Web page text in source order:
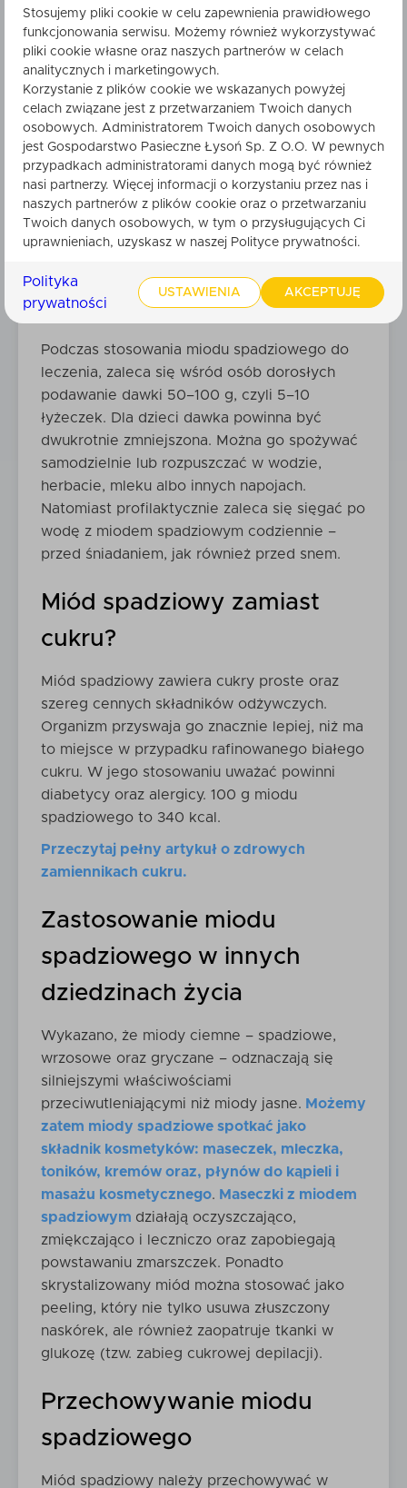
Miód spadziowy
Naturalny Polski Miód prosto z Pasieki
28,69 zł
Zobaczprodukt
Dodaj do koszyka
Zastosowanie miodu
spadziowego
Podczas stosowania miodu spadziowego do
leczenia, zaleca się wśród osób dorosłych
podawanie dawki 50–100 g, czyli 5–10
łyżeczek. Dla dzieci dawka powinna być
dwukrotnie zmniejszona. Można go spożywać
samodzielnie lub rozpuszczać w wodzie,
herbacie, mleku albo innych napojach.
Natomiast profilaktycznie zaleca się sięgać po
wodę z miodem spadziowym codziennie –
przed śniadaniem, jak również przed snem.
Miód spadziowy zamiast
cukru?
Miód spadziowy zawiera cukry proste oraz
szereg cennych składników odżywczych.
Organizm przyswaja go znacznie lepiej, niż ma
to miejsce w przypadku rafinowanego białego
cukru. W jego stosowaniu uważać powinni
diabetycy oraz alergicy. 100 g miodu
spadziowego to 340 kcal.
Przeczytaj pełny artykuł o zdrowych
zamiennikach cukru.
Zastosowanie miodu
spadziowego w innych
dziedzinach życia
Wykazano, że miody ciemne – spadziowe,
wrzosowe oraz gryczane – odznaczają się
silniejszymi właściwościami
przeciwutleniającymi niż miody jasne. Możemy
zatem miody spadziowe spotkać jako
składnik kosmetyków: maseczek, mleczka,
toników, kremów oraz, płynów do kąpieli i
masażu kosmetycznego. Maseczki z miodem
spadziowym działają oczyszczająco,
zmiękczająco i leczniczo oraz zapobiegają
powstawaniu zmarszczek. Ponadto
skrystalizowany miód można stosować jako
peeling, który nie tylko usuwa złuszczony
naskórek, ale również zaopatruje tkanki w
glukozę (tzw. zabieg cukrowej depilacji).
Przechowywanie miodu
spadziowego
Miód spadziowy należy przechowywać w
Stosujemy pliki cookie w celu zapewnienia prawidłowego
funkcjonowania serwisu. Możemy również wykorzystywać
pliki cookie własne oraz naszych partnerów w celach
analitycznych i marketingowych.
Korzystanie z plików cookie we wskazanych powyżej
celach związane jest z przetwarzaniem Twoich danych
osobowych. Administratorem Twoich danych osobowych
jest Gospodarstwo Pasieczne Łysoń Sp. Z O.O. W pewnych
przypadkach administratorami danych mogą być również
nasi partnerzy. Więcej informacji o korzystaniu przez nas i
naszych partnerów z plików cookie oraz o przetwarzaniu
Twoich danych osobowych, w tym o przysługujących Ci
uprawnieniach, uzyskasz w naszej Polityce prywatności.
Polityka
prywatności
USTAWIENIA AKCEPTUJĘ